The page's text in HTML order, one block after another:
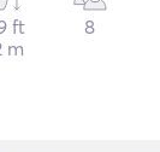
ft
m
8